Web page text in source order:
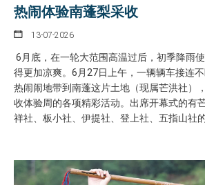
热闹体验南蓬梨采收
13-07-2026
6月底，在一轮大范围高温过后，初季降雨
得更加凉爽。6月27日上午，一辆辆车接连
热闹闹地带到南蓬这片土地（现属芒洪社）
收体验周的各项精彩活动。出席开幕式的有
祥社、板小社、伊提社、登上社、五指山社